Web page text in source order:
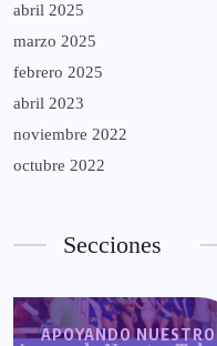
abril 2025
marzo 2025
febrero 2025
abril 2023
noviembre 2022
octubre 2022
Secciones
APOYANDO NUESTRO